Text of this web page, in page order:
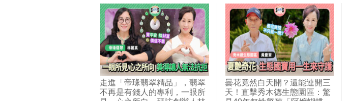
琦
走進「帝瑑翡翠精品」，翡翠
不再是有錢人的專利，一眼所
曇花竟然白天開？還能連開三
天！直擊秀木德生態園區：驚